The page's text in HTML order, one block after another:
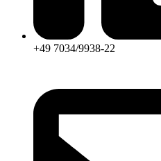
+49 7034/9938-22